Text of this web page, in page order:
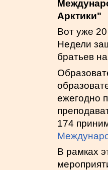
Арктики"
Вот уже
Недели
братьев
ежегодно
174
В рамках